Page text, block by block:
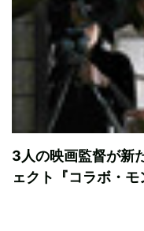
3人の映画監督が新
ェクト『コラボ・モ